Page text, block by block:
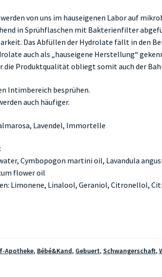
von uns im hauseigenen Labor auf
in Sprühflaschen mit Bakterienfilter
Das Abfüllen der Hydrolate fällt in den
auch als „hauseigene Herstellung“
die Produktqualität obliegt somit auch der
Intimbereich besprühen.
auch häufiger.
Lavendel, Immortelle
Cymbopogon martini oil, Lavandula
flower oil
Limonene, Linalool, Geraniol, Citronellol,
Apotheke, Bébé&Kand, Gebuert, Schwangerschaft,